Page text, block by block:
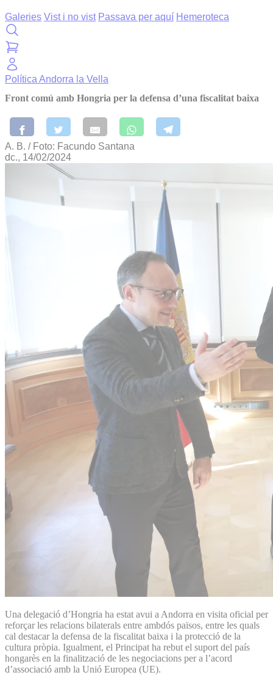
Galeries Vist i no vist Passava per aquí Hemeroteca
Política Andorra la Vella
Front comú amb Hongria per la defensa d’una fiscalitat baixa
A. B. / Foto: Facundo Santana
dc., 14/02/2024
Una delegació d’Hongria ha estat avui a Andorra en visita oficial per
reforçar les relacions bilaterals entre ambdós països, entre les quals
cal destacar la defensa de la fiscalitat baixa i la protecció de la
cultura pròpia. Igualment, el Principat ha rebut el suport del país
hongarès en la finalització de les negociacions per a l’acord
d’associació amb la Unió Europea (UE).